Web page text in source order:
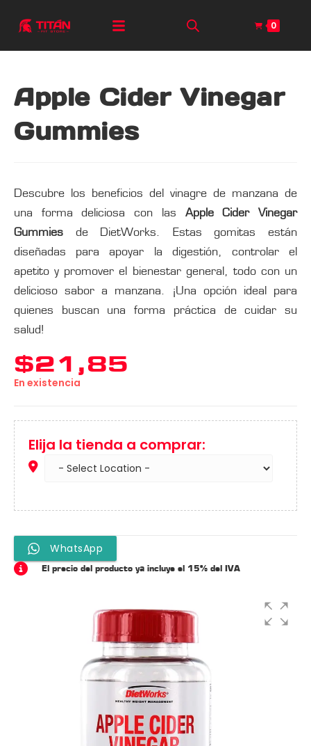
0
Apple Cider Vinegar
Gummies
Descubre los beneficios del vinagre de manzana de
una forma deliciosa con las Apple Cider Vinegar
Gummies de DietWorks. Estas gomitas están
diseñadas para apoyar la digestión, controlar el
apetito y promover el bienestar general, todo con un
delicioso sabor a manzana. ¡Una opción ideal para
quienes buscan una forma práctica de cuidar su
salud!
$21,85
En existencia
Elija la tienda a comprar:
WhatsApp
El precio del producto ya incluye el 15% del IVA